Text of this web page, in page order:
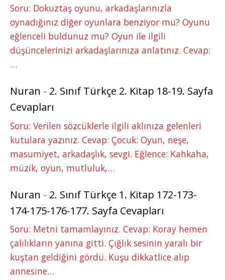
Soru: Dokuztaş oyunu, arkadaşlarınızla
oynadığınız diğer oyunlara benziyor mu? Oyunu
eğlenceli buldunuz mu? Oyun ile ilgili
düşüncelerinizi arkadaşlarınıza anlatınız. Cevap:
…
Nuran - 2. Sınıf Türkçe 2. Kitap 18-19. Sayfa
Cevapları
Soru: Verilen sözcüklerle ilgili aklınıza gelenleri
kutulara yazınız. Cevap: Çocuk: Oyun, neşe,
masumiyet, arkadaşlık, sevgi. Eğlence: Kahkaha,
müzik, oyun, mutluluk,…
Nuran - 2. Sınıf Türkçe 1. Kitap 172-173-
174-175-176-177. Sayfa Cevapları
Soru: Metni tamamlayınız. Cevap: Koray hemen
çalılıkların yanına gitti. Çığlık sesinin yaralı bir
kuştan geldiğini gördü. Kuşu dikkatlice alıp
annesine…